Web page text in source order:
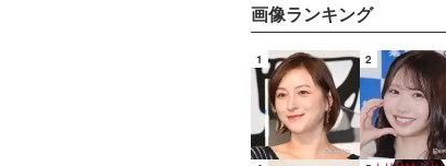
画像ランキング
1 2